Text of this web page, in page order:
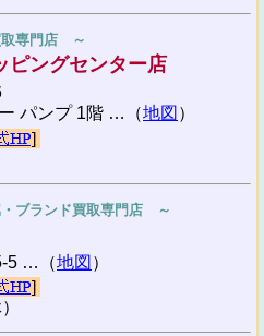
専門店 ～
ピングセンター店
パンプ 1階 …（地図 ）
ブランド買取専門店 ～
5 …（地図 ）